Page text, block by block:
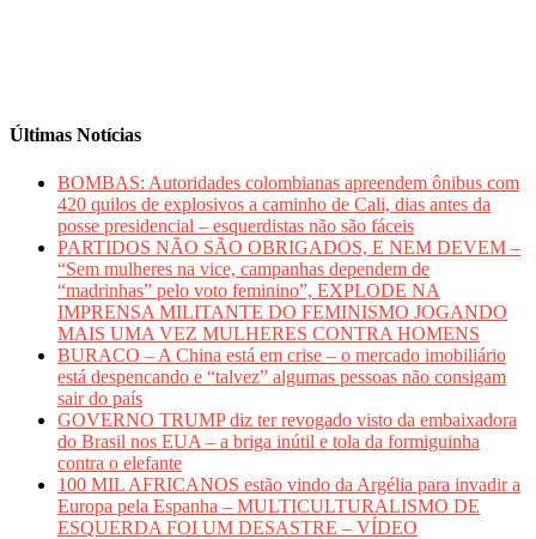
Últimas Notícias
BOMBAS: Autoridades colombianas apreendem ônibus com
420 quilos de explosivos a caminho de Cali, dias antes da
posse presidencial – esquerdistas não são fáceis
PARTIDOS NÃO SÃO OBRIGADOS, E NEM DEVEM –
“Sem mulheres na vice, campanhas dependem de
“madrinhas” pelo voto feminino”, EXPLODE NA
IMPRENSA MILITANTE DO FEMINISMO JOGANDO
MAIS UMA VEZ MULHERES CONTRA HOMENS
BURACO – A China está em crise – o mercado imobiliário
está despencando e “talvez” algumas pessoas não consigam
sair do país
GOVERNO TRUMP diz ter revogado visto da embaixadora
do Brasil nos EUA – a briga inútil e tola da formiguinha
contra o elefante
100 MIL AFRICANOS estão vindo da Argélia para invadir a
Europa pela Espanha – MULTICULTURALISMO DE
ESQUERDA FOI UM DESASTRE – VÍDEO